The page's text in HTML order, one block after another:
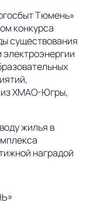
Тюмень»
конкурса
существования
из ХМАО-Югры,
жилья в
наградой